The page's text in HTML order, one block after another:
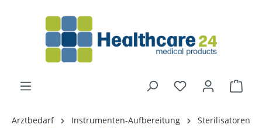
Arztbedarf Instrumenten-Aufbereitung
Sterilisatoren